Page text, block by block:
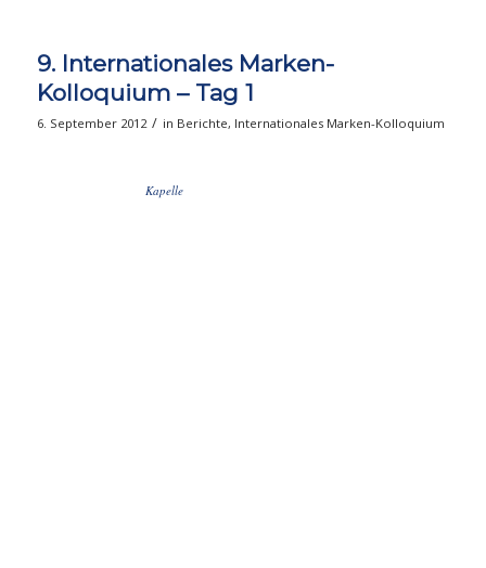
9. Internationales Marken-
Kolloquium – Tag 1
6. September 2012 / in Berichte, Internationales Marken-Kolloquium
Kapelle